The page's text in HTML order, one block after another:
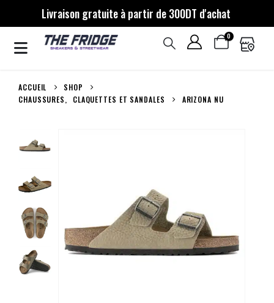
Livraison gratuite à partir de 300DT d'achat
0
ACCUEIL
SHOP
CHAUSSURES, CLAQUETTES ET SANDALES ARIZONA NU